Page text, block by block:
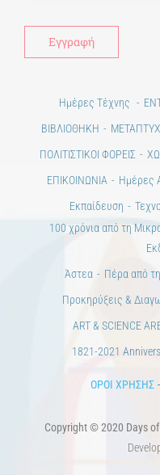
Ημέρες Τέχνης
ΒΙΒΛΙΟΘΗΚΗ
ΠΟΛΙΤΙΣΤΙΚΟΙ ΦΟΡΕΙΣ
ΕΠΙΚΟΙΝΩΝΙΑ
Ημέρες
Εκπαίδευση
100 χρόνια από τη
Άστεα
Πέρα από
Προκηρύξεις &
ART & SCIENCE
1821-2021
ΟΡΟΙ ΧΡΗΣΗΣ
Copyright © 2020 Days